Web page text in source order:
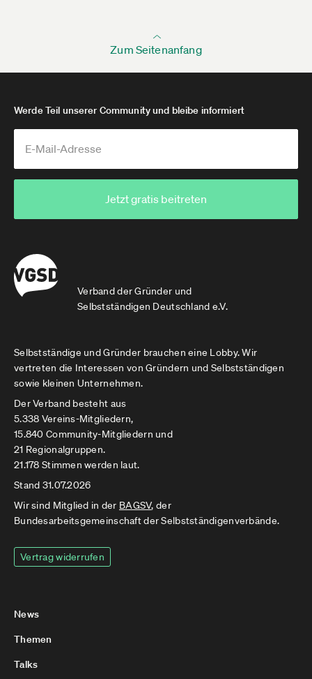
Zum Seitenanfang
Verband der Gründer und
Selbstständigen Deutschland e.V.
Werde Teil unserer Community und bleibe informiert
Jetzt gratis beitreten
Selbstständige und Gründer brauchen eine Lobby. Wir
vertreten die Interessen von Gründern und Selbstständigen
sowie kleinen Unternehmen.
Der Verband besteht aus
5.338 Vereins-Mitgliedern,
15.840 Community-Mitgliedern und
21 Regionalgruppen.
21.178 Stimmen werden laut.
Stand 31.07.2026
Wir sind Mitglied in der BAGSV, der
Bundesarbeitsgemeinschaft der Selbstständigenverbände.
Vertrag widerrufen
News
Themen
Talks